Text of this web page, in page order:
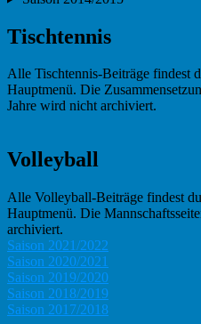
Tischtennis
Alle Tischtennis-Beiträge findest
Hauptmenü. Die
Jahre wird nicht archiviert.
Volleyball
Alle Volleyball-Beiträge findest
Hauptmenü. Die
archiviert.
Saison 2021/2022
Saison 2020/2021
Saison 2019/2020
Saison 2018/2019
Saison 2017/2018